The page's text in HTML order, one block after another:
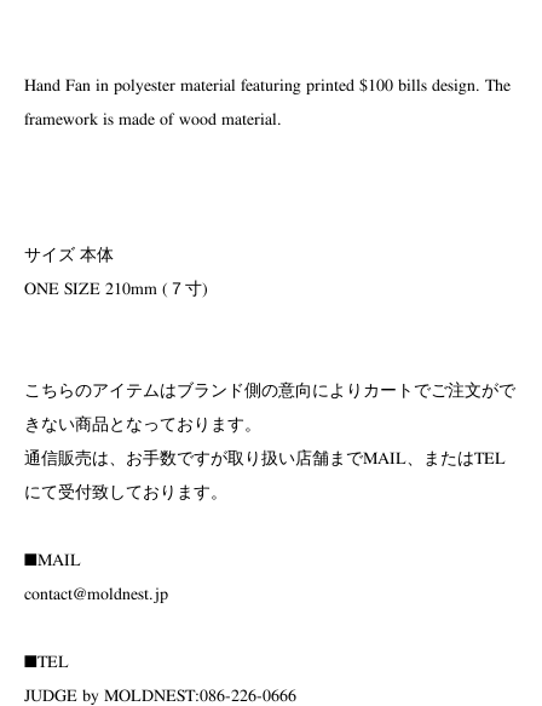
Hand Fan in polyester material featuring printed $100 bills design. The
framework is made of wood material.
サイズ 本体
ONE SIZE 210mm (７寸)
こちらのアイテムはブランド側の意向によりカートでご注文がで
きない商品となっております。
通信販売は、お手数ですが取り扱い店舗までMAIL、またはTEL
にて受付致しております。
■MAIL
contact@moldnest.jp
■TEL
JUDGE by MOLDNEST:086-226-0666